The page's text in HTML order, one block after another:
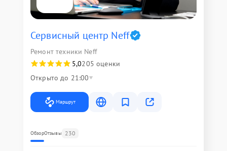
Сервисный центр Neff
Ремонт техники Neff
5,0205 оценки
Открыто до 21:00
Маршрут
ОбзорОтзывы 230